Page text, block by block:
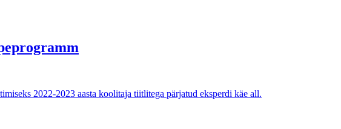
2022-2023 aasta koolitaja tiitlitega pärjatud eksperdi käe all.